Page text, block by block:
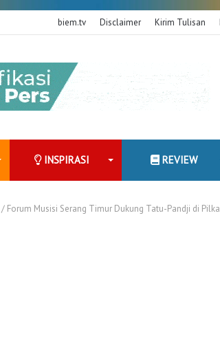
biem.tv Disclaimer Kirim Tulisan
INSPIRASI REVIEW
/ Forum Musisi Serang Timur Dukung Tatu-Pandji di